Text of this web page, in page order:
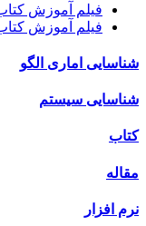
فیلم آموزش
فیلم آموزش
شناسایی اماری الگو
شناسایی سیستم
کتاب
مقاله
نرم افزار